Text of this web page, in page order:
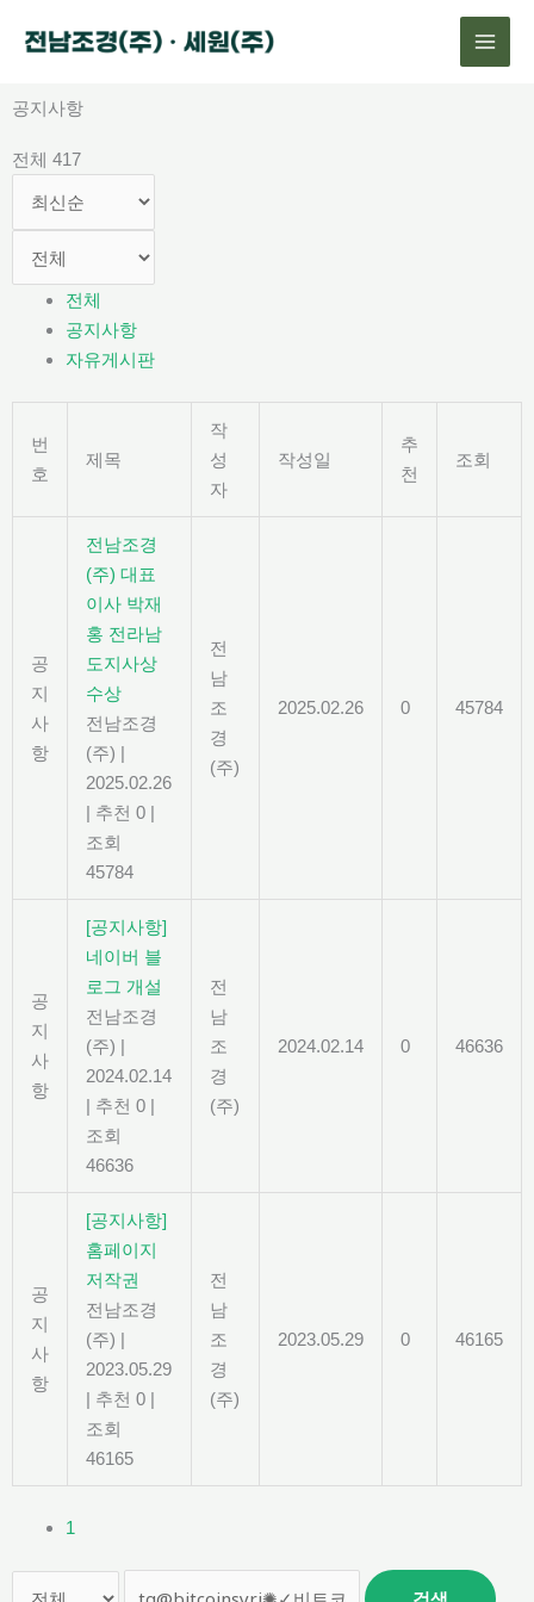
로
너
공지사항
전체 417
전체
공지사항
자유게시판
번
호
제목
작
성
자
작성일
추
천
조회
공
지
사
항
전남조경
(주) 대표
이사 박재
홍 전라남
도지사상
수상
전남조경
(주) |
2025.02.26
| 추천 0 |
조회
45784
전
남
조
경
(주)
2025.02.26 0 45784
공
지
사
항
[공지사항]
네이버 블
로그 개설
전남조경
(주) |
2024.02.14
| 추천 0 |
조회
46636
전
남
조
경
(주)
2024.02.14 0 46636
공
지
사
항
[공지사항]
홈페이지
저작권
전남조경
(주) |
2023.05.29
| 추천 0 |
조회
46165
전
남
조
경
(주)
2023.05.29 0 46165
1